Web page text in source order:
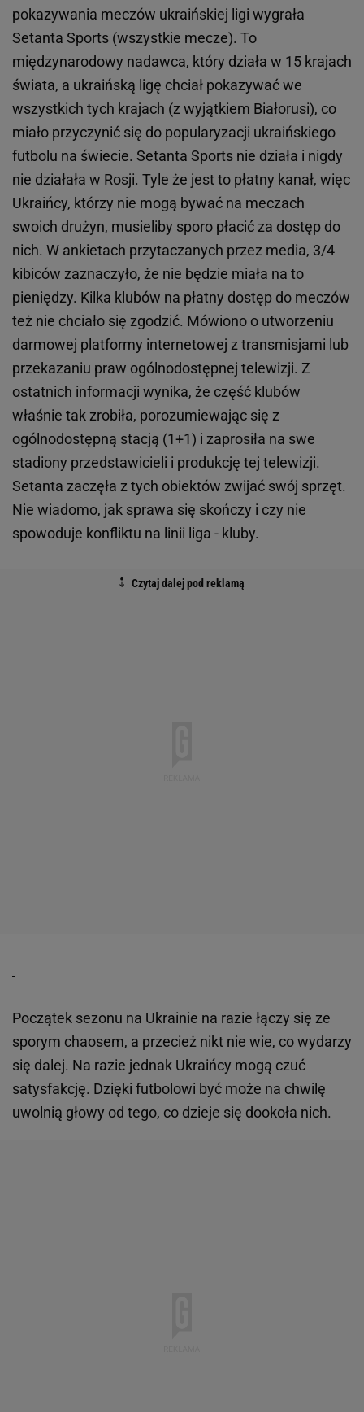
pokazywania meczów ukraińskiej ligi wygrała
Setanta Sports (wszystkie mecze). To
międzynarodowy nadawca, który działa w 15 krajach
świata, a ukraińską ligę chciał pokazywać we
wszystkich tych krajach (z wyjątkiem Białorusi), co
miało przyczynić się do popularyzacji ukraińskiego
futbolu na świecie. Setanta Sports nie działa i nigdy
nie działała w Rosji. Tyle że jest to płatny kanał, więc
Ukraińcy, którzy nie mogą bywać na meczach
swoich drużyn, musieliby sporo płacić za dostęp do
nich. W ankietach przytaczanych przez media, 3/4
kibiców zaznaczyło, że nie będzie miała na to
pieniędzy. Kilka klubów na płatny dostęp do meczów
też nie chciało się zgodzić. Mówiono o utworzeniu
darmowej platformy internetowej z transmisjami lub
przekazaniu praw ogólnodostępnej telewizji. Z
ostatnich informacji wynika, że część klubów
właśnie tak zrobiła, porozumiewając się z
ogólnodostępną stacją (1+1) i zaprosiła na swe
stadiony przedstawicieli i produkcję tej telewizji.
Setanta zaczęła z tych obiektów zwijać swój sprzęt.
Nie wiadomo, jak sprawa się skończy i czy nie
spowoduje konfliktu na linii liga - kluby.
Początek sezonu na Ukrainie na razie łączy się ze
sporym chaosem, a przecież nikt nie wie, co wydarzy
się dalej. Na razie jednak Ukraińcy mogą czuć
satysfakcję. Dzięki futbolowi być może na chwilę
uwolnią głowy od tego, co dzieje się dookoła nich.